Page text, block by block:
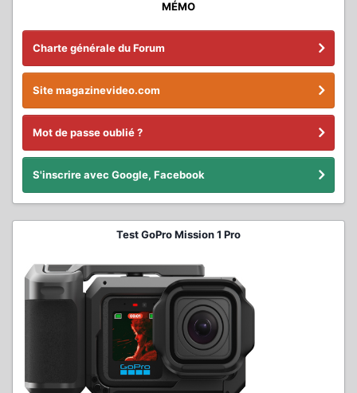
MÉMO
Charte générale du Forum
Site magazinevideo.com
Mot de passe oublié ?
S'inscrire avec Google, Facebook
Test GoPro Mission 1 Pro